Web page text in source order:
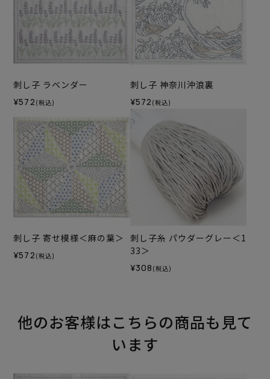
刺し子 ラベンダー
¥572 (税込)
刺し子 神奈川沖浪裏
¥572 (税込)
刺し子 寄せ模様＜麻の葉＞
¥572 (税込)
刺し子糸 パウダーグレー＜1
33＞
¥308 (税込)
他のお客様はこちらの商品も見て
います